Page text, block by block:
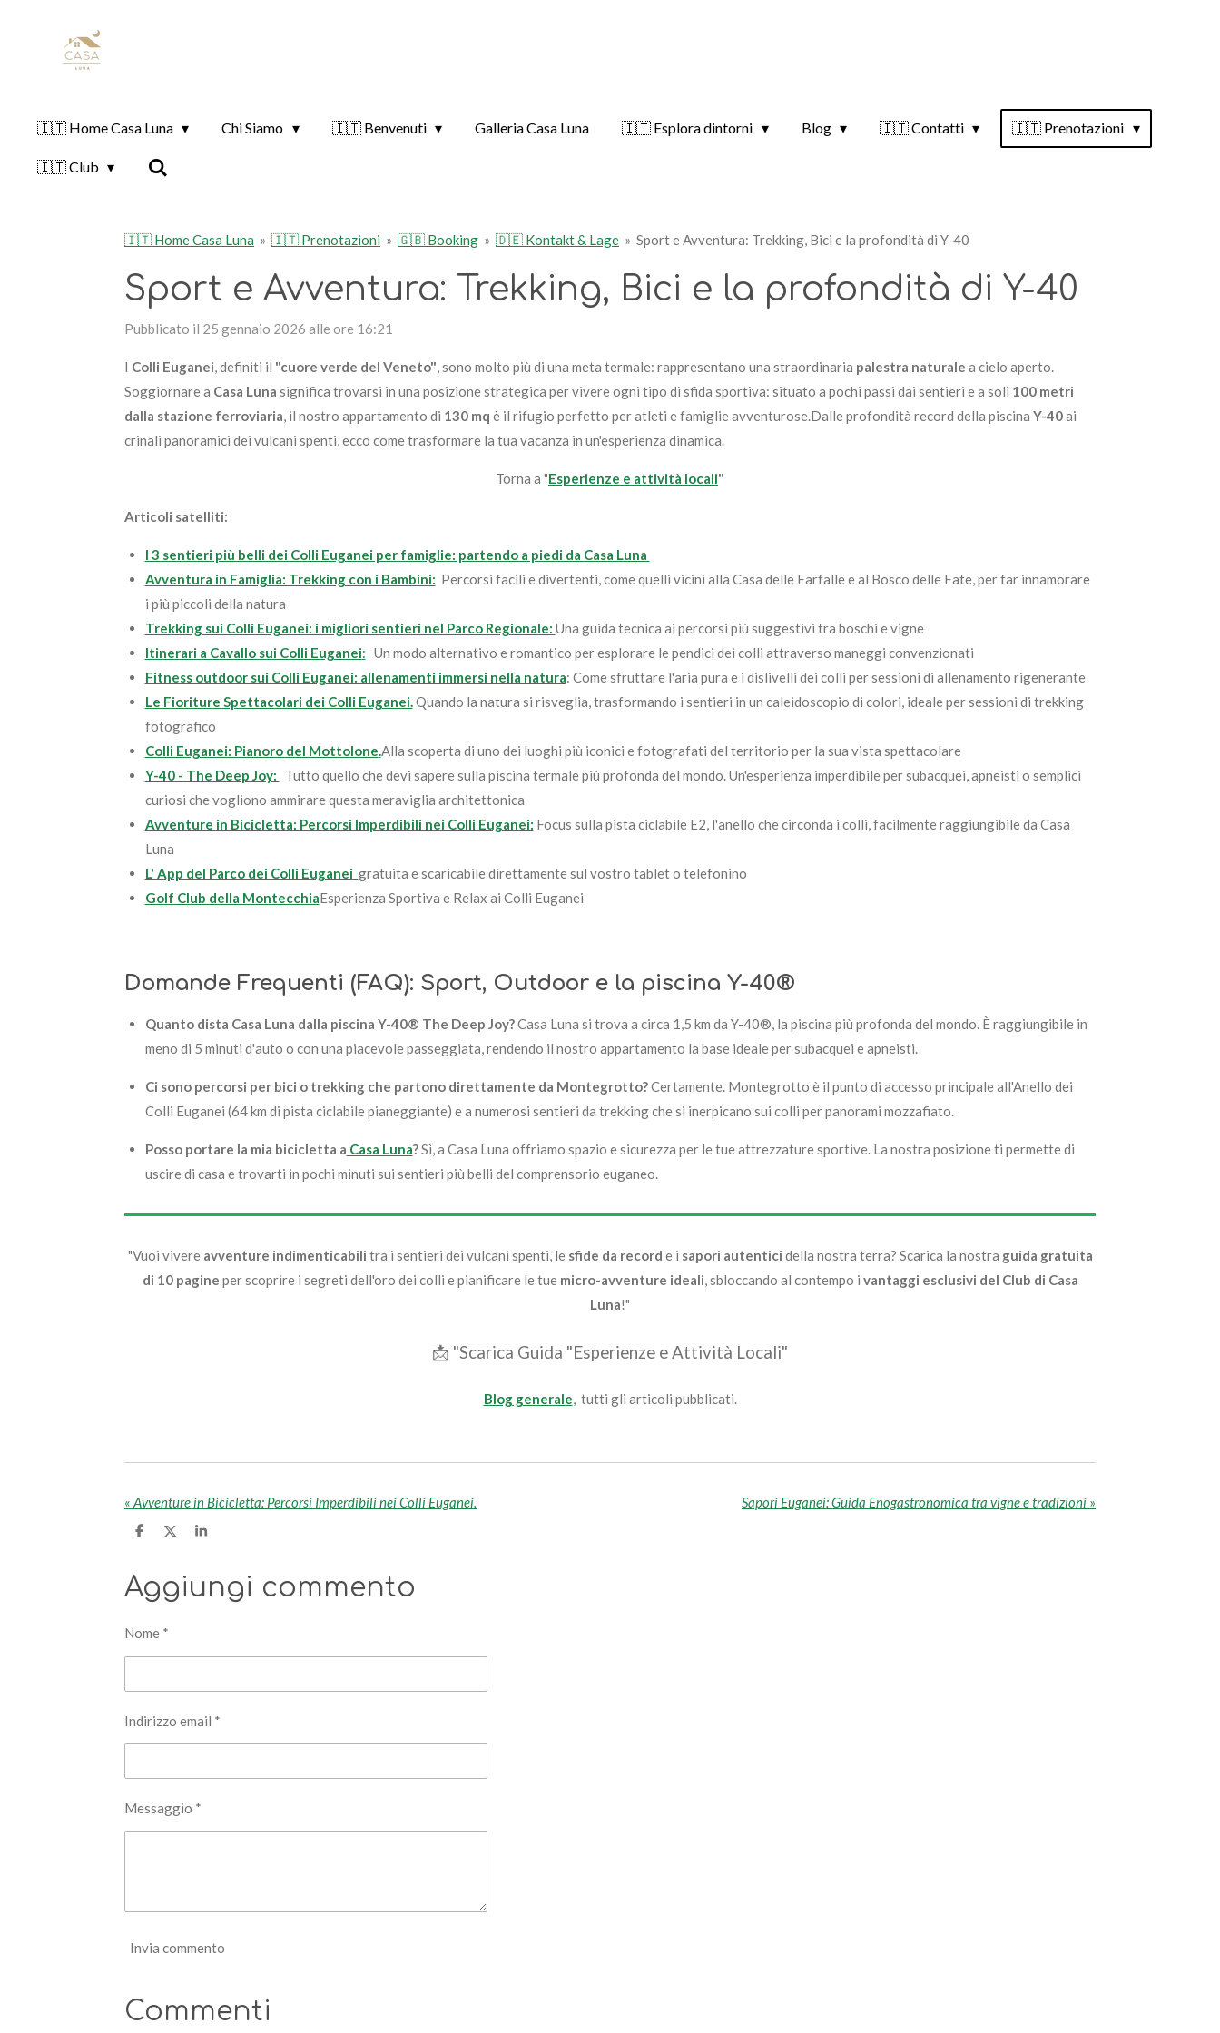
🇮🇹 Home Casa Luna Chi Siamo 🇮🇹 Benvenuti Galleria Casa Luna 🇮🇹 Esplora dintorni Blog 🇮🇹 Contatti 🇮🇹 Prenotazioni
🇮🇹 Club
🇮🇹 Home Casa Luna » 🇮🇹 Prenotazioni » 🇬🇧 Booking » 🇩🇪 Kontakt & Lage » Sport e Avventura: Trekking, Bici e la profondità di Y-40
Sport e Avventura: Trekking, Bici e la profondità di Y-40
Pubblicato il 25 gennaio 2026 alle ore 16:21
I Colli Euganei, definiti il "cuore verde del Veneto", sono molto più di una meta termale: rappresentano una straordinaria palestra naturale a cielo aperto.
Soggiornare a Casa Luna significa trovarsi in una posizione strategica per vivere ogni tipo di sfida sportiva: situato a pochi passi dai sentieri e a soli 100 metri
dalla stazione ferroviaria, il nostro appartamento di 130 mq è il rifugio perfetto per atleti e famiglie avventurose.Dalle profondità record della piscina Y-40ai
crinali panoramici dei vulcani spenti, ecco come trasformare la tua vacanza in un'esperienza dinamica.
Torna a "Esperienze e attività locali"
Articoli satelliti:
I 3 sentieri più belli dei Colli Euganei per famiglie: partendo a piedi da Casa Luna
Avventura in Famiglia: Trekking con i Bambini: Percorsi facili e divertenti, come quelli vicini alla Casa delle Farfalle e al Bosco delle Fate, per far innamorare
i più piccoli della natura
Trekking sui Colli Euganei: i migliori sentieri nel Parco Regionale: Una guida tecnica ai percorsi più suggestivi tra boschi e vigne
Itinerari a Cavallo sui Colli Euganei: Un modo alternativo e romantico per esplorare le pendici dei colli attraverso maneggi convenzionati
Fitness outdoor sui Colli Euganei: allenamenti immersi nella natura: Come sfruttare l'aria pura e i dislivelli dei colli per sessioni di allenamento rigenerante
Le Fioriture Spettacolari dei Colli Euganei.Quando la natura si risveglia, trasformando i sentieri in un caleidoscopio di colori, ideale per sessioni di trekking
fotografico
Colli Euganei: Pianoro del Mottolone.Alla scoperta di uno dei luoghi più iconici e fotografati del territorio per la sua vista spettacolare
Y-40 - The Deep Joy:
Tutto quello che devi sapere sulla piscina termale più profonda del mondo. Un'esperienza imperdibile per subacquei, apneisti o semplici
curiosi che vogliono ammirare questa meraviglia architettonica
Avventure in Bicicletta: Percorsi Imperdibili nei Colli Euganei: Focus sulla pista ciclabile E2, l'anello che circonda i colli, facilmente raggiungibile da Casa
Luna
L' App del Parco dei Colli Euganei gratuita e scaricabile direttamente sul vostro tablet o telefonino
Golf Club della MontecchiaEsperienza Sportiva e Relax ai Colli Euganei
Domande Frequenti (FAQ): Sport, Outdoor e la piscina Y-40®
Quanto dista Casa Luna dalla piscina Y-40® The Deep Joy?Casa Luna si trova a circa 1,5 km da Y-40®, la piscina più profonda del mondo. È raggiungibile in
meno di 5 minuti d'auto o con una piacevole passeggiata, rendendo il nostro appartamento la base ideale per subacquei e apneisti.
Ci sono percorsi per bici o trekking che partono direttamente da Montegrotto?Certamente. Montegrotto è il punto di accesso principale all'Anello dei
Colli Euganei (64 km di pista ciclabile pianeggiante) e a numerosi sentieri da trekking che si inerpicano sui colli per panorami mozzafiato.
Posso portare la mia bicicletta a Casa Luna?Sì, a Casa Luna offriamo spazio e sicurezza per le tue attrezzature sportive. La nostra posizione ti permette di
uscire di casa e trovarti in pochi minuti sui sentieri più belli del comprensorio euganeo.
"Vuoi vivere avventure indimenticabili tra i sentieri dei vulcani spenti, le sfide da record e i sapori autentici della nostra terra? Scarica la nostra guida gratuita
di 10 pagine per scoprire i segreti dell'oro dei colli e pianificare le tue micro-avventure ideali, sbloccando al contempo i vantaggi esclusivi del Club di Casa
Luna!"
📩 "Scarica Guida "Esperienze e Attività Locali"
Blog generale, tutti gli articoli pubblicati.
« Avventure in Bicicletta: Percorsi Imperdibili nei Colli Euganei. Sapori Euganei: Guida Enogastronomica tra vigne e tradizioni »
C
i
d
C
v
C
i
Aggiungi commento
Nome *
Indirizzo email *
Messaggio *
Invia commento
Commenti